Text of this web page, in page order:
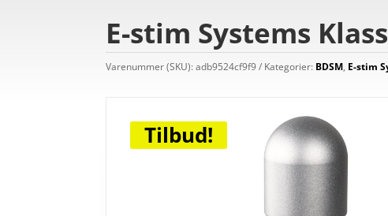
E-stim Systems
Varenummer (SKU):adb9524cf9f9 Kategorier: BDSM, E-stim
Tilbud!